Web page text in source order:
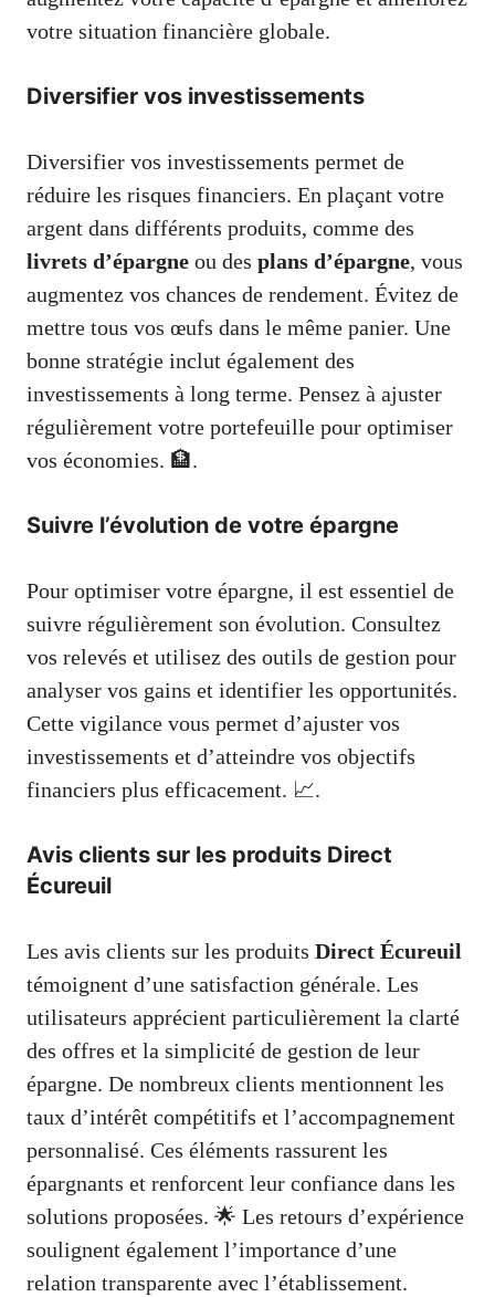
votre situation financière globale.
Diversifier vos investissements
Diversifier vos investissements permet de
réduire les risques financiers. En plaçant votre
argent dans différents produits, comme des
livrets d’épargne ou des plans d’épargne, vous
augmentez vos chances de rendement. Évitez de
mettre tous vos œufs dans le même panier. Une
bonne stratégie inclut également des
investissements à long terme. Pensez à ajuster
régulièrement votre portefeuille pour optimiser
vos économies. 🏦.
Suivre l’évolution de votre épargne
Pour optimiser votre épargne, il est essentiel de
suivre régulièrement son évolution. Consultez
vos relevés et utilisez des outils de gestion pour
analyser vos gains et identifier les opportunités.
Cette vigilance vous permet d’ajuster vos
investissements et d’atteindre vos objectifs
financiers plus efficacement. 📈.
Avis clients sur les produits Direct
Écureuil
Les avis clients sur les produits Direct Écureuil
témoignent d’une satisfaction générale. Les
utilisateurs apprécient particulièrement la clarté
des offres et la simplicité de gestion de leur
épargne. De nombreux clients mentionnent les
taux d’intérêt compétitifs et l’accompagnement
personnalisé. Ces éléments rassurent les
épargnants et renforcent leur confiance dans les
solutions proposées. 🌟 Les retours d’expérience
soulignent également l’importance d’une
relation transparente avec l’établissement.